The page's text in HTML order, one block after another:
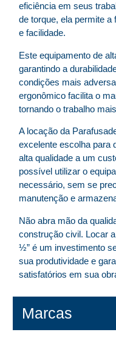
eficiência em seus
de torque, ela permite
e facilidade.
Este equipamento de
garantindo a
condições mais
ergonômico facilita o
tornando o trabalho
A locação da
excelente escolha para
alta qualidade a um
possível utilizar o
necessário, sem se
manutenção e
Não abra mão da
construção civil. Locar
½” é um investimento
sua produtividade e
satisfatórios em sua
Marcas